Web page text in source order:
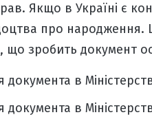
Якщо в Україні є
про народження.
що зробить документ
документа в
документа в